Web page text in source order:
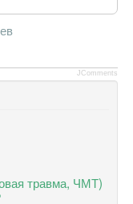
JComments
травма, ЧМТ)